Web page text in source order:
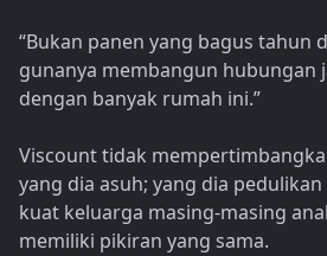
“Bukan panen yang bagus tahun
gunanya membangun hubungan
dengan banyak rumah ini.”
Viscount tidak
yang dia asuh; yang dia
kuat keluarga masing-masing
memiliki pikiran yang sama.